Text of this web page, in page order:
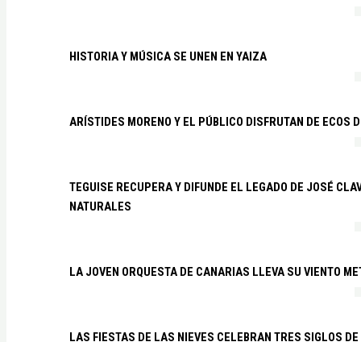
HISTORIA Y MÚSICA SE UNEN EN YAIZA
ARÍSTIDES MORENO Y EL PÚBLICO DISFRUTAN DE ECOS
TEGUISE RECUPERA Y DIFUNDE EL LEGADO DE JOSÉ
NATURALES
LA JOVEN ORQUESTA DE CANARIAS LLEVA SU VIENTO
LAS FIESTAS DE LAS NIEVES CELEBRAN TRES SIGLOS